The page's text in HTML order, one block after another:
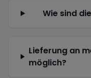
Wie sind
Lieferung an
möglich?